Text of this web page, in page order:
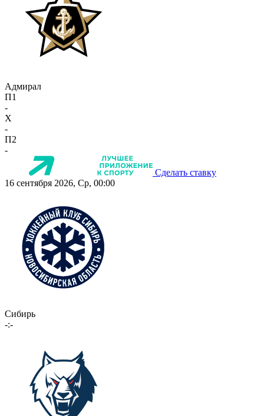
Адмирал
П1
-
X
-
П2
-
Сделать ставку
16 сентября 2026, Ср, 00:00
Сибирь
-:-